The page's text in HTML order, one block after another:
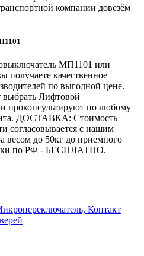
компании довезём
МП1101 или
получаете качественное
по выгодной цене.
выбрать Лифтовой
проконсультируют по любому
ДОСТАВКА: Стоимость
согласовывается с нашим
весом до 50кг до приемного
по РФ - БЕСПЛАТНО.
Контакт